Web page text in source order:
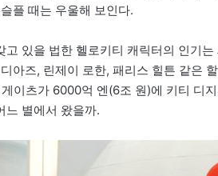
플 때는 우울해 보인다.
고 있을 법한 헬로키티 캐릭터의 인기
아즈, 린제이 로한, 패리스 힐튼 같은
이츠가 6000억 엔(6조 원)에 키티 디
느 별에서 왔을까.